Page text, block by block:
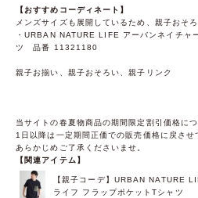
【おすすめコーディネート】
メンズサイズも展開しているため、親子おそ
・URBAN NATURE LIFE アーバンネイチャ
ツ 品番 11321180
親子お揃い、親子おそろい、親子リンク
当サイトの春夏物商品の期間限定割引価格に
1日以降は一定期間正価での販売価格に戻させ
あらかじめご了承くださいませ。
【関連アイテム】
【親子コーデ】URBAN NATURE
ライフ フラップポケットTシャツ